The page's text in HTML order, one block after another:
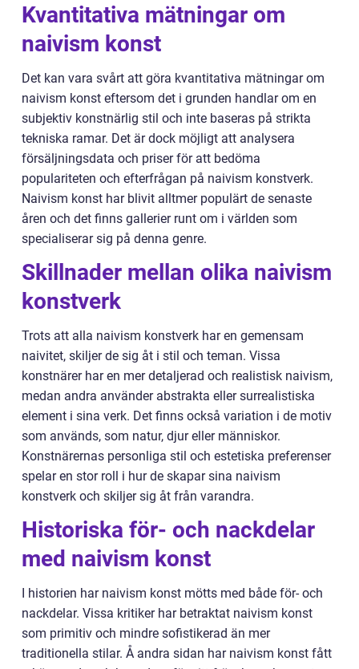
Kvantitativa mätningar om
naivism konst
Det kan vara svårt att göra kvantitativa mätningar om
naivism konst eftersom det i grunden handlar om en
subjektiv konstnärlig stil och inte baseras på strikta
tekniska ramar. Det är dock möjligt att analysera
försäljningsdata och priser för att bedöma
populariteten och efterfrågan på naivism konstverk.
Naivism konst har blivit alltmer populärt de senaste
åren och det finns gallerier runt om i världen som
specialiserar sig på denna genre.
Skillnader mellan olika naivism
konstverk
Trots att alla naivism konstverk har en gemensam
naivitet, skiljer de sig åt i stil och teman. Vissa
konstnärer har en mer detaljerad och realistisk naivism,
medan andra använder abstrakta eller surrealistiska
element i sina verk. Det finns också variation i de motiv
som används, som natur, djur eller människor.
Konstnärernas personliga stil och estetiska preferenser
spelar en stor roll i hur de skapar sina naivism
konstverk och skiljer sig åt från varandra.
Historiska för- och nackdelar
med naivism konst
I historien har naivism konst mötts med både för- och
nackdelar. Vissa kritiker har betraktat naivism konst
som primitiv och mindre sofistikerad än mer
traditionella stilar. Å andra sidan har naivism konst fått